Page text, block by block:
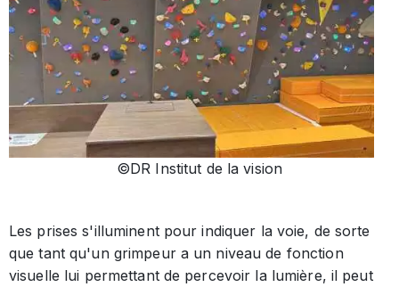
©DR Institut de la vision
Les prises s'illuminent pour indiquer la voie, de sorte
que tant qu'un grimpeur a un niveau de fonction
visuelle lui permettant de percevoir la lumière, il peut